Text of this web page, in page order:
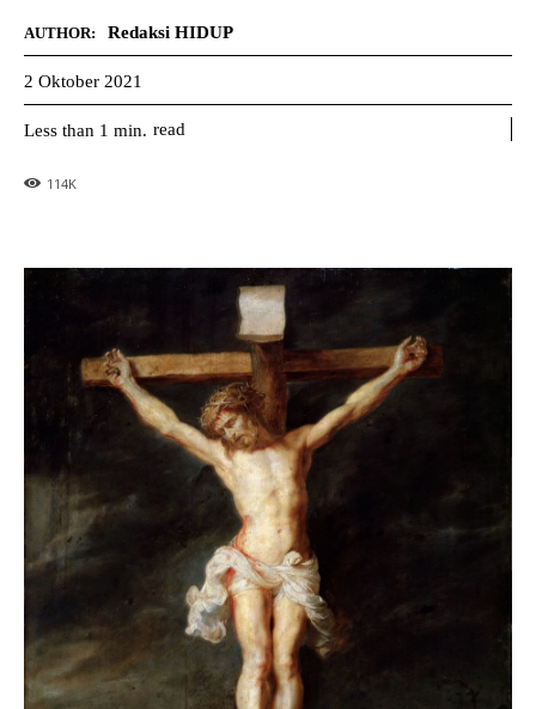
AUTHOR: Redaksi HIDUP
2 Oktober 2021
Less than 1 min. read
114K